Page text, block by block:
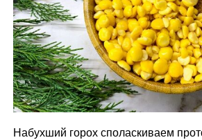
Набухший горох споласкиваем